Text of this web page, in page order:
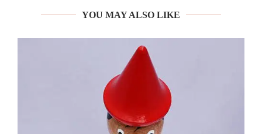
YOU MAY ALSO LIKE